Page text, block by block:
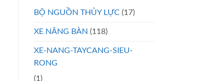
BỘ NGUỒN THỦY LỰC (17)
XE NÂNG BÀN (118)
XE-NANG-TAYCANG-SIEU-
RONG
(1)